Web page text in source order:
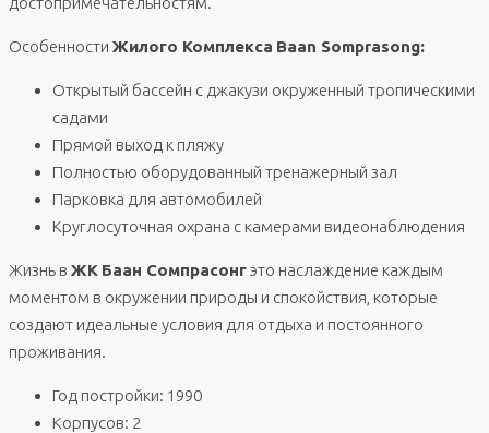
Особенности Жилого Комплекса Baan Somprasong:
Открытый бассейн с джакузи окруженный тропическими
садами
Прямой выход к пляжу
Полностью оборудованный тренажерный зал
Парковка для автомобилей
Круглосуточная охрана с камерами видеонаблюдения
Жизнь в ЖК Баан Сомпрасонгэто наслаждение каждым
моментом в окружении природы и спокойствия, которые
создают идеальные условия для отдыха и постоянного
проживания.
Год постройки: 1990
Корпусов: 2